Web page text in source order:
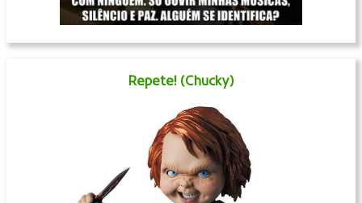
Repete! (Chucky)